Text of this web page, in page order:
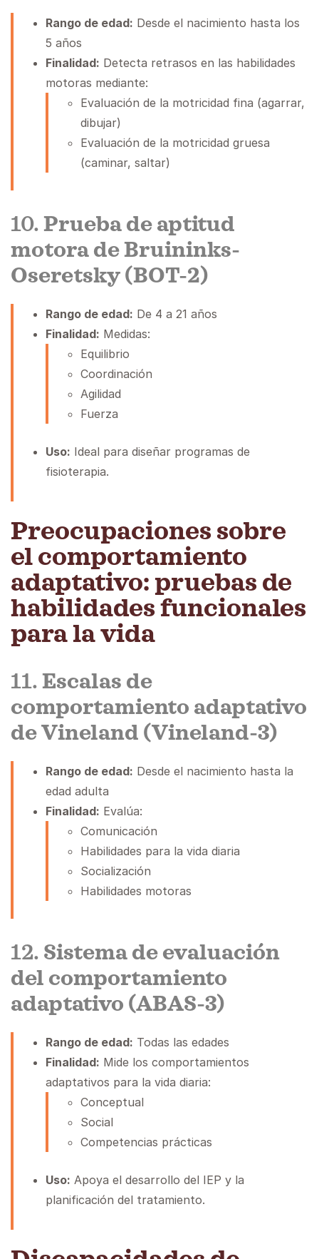
Rango de edad: Desde el nacimiento hasta los
5 años
Finalidad: Detecta retrasos en las habilidades
motoras mediante:
Evaluación de la motricidad fina (agarrar,
dibujar)
Evaluación de la motricidad gruesa
(caminar, saltar)
10. Prueba de aptitud
motora de Bruininks-
Oseretsky (BOT-2)
Rango de edad: De 4 a 21 años
Finalidad: Medidas:
Equilibrio
Coordinación
Agilidad
Fuerza
Uso: Ideal para diseñar programas de
fisioterapia.
Preocupaciones sobre
el comportamiento
adaptativo: pruebas de
habilidades funcionales
para la vida
11. Escalas de
comportamiento adaptativo
de Vineland (Vineland-3)
Rango de edad: Desde el nacimiento hasta la
edad adulta
Finalidad: Evalúa:
Comunicación
Habilidades para la vida diaria
Socialización
Habilidades motoras
12. Sistema de evaluación
del comportamiento
adaptativo (ABAS-3)
Rango de edad: Todas las edades
Finalidad: Mide los comportamientos
adaptativos para la vida diaria:
Conceptual
Social
Competencias prácticas
Uso: Apoya el desarrollo del IEP y la
planificación del tratamiento.